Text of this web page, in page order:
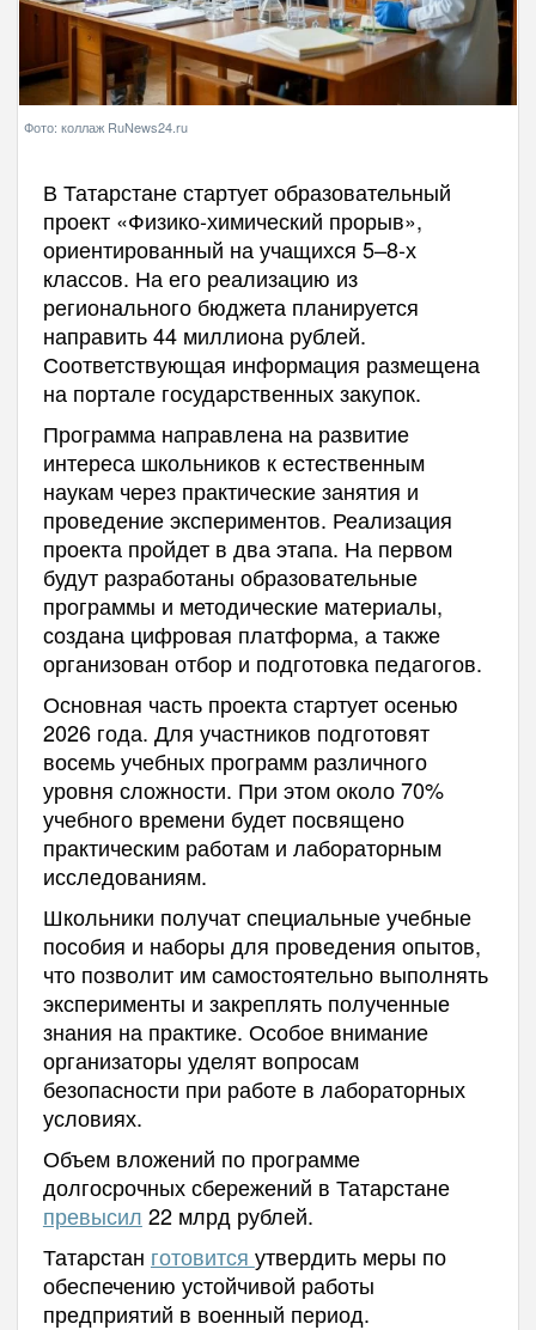
Фото: коллаж RuNews24.ru
В Татарстане стартует образовательный
проект «Физико-химический прорыв»,
ориентированный на учащихся 5–8-х
классов. На его реализацию из
регионального бюджета планируется
направить 44 миллиона рублей.
Соответствующая информация размещена
на портале государственных закупок.
Программа направлена на развитие
интереса школьников к естественным
наукам через практические занятия и
проведение экспериментов. Реализация
проекта пройдет в два этапа. На первом
будут разработаны образовательные
программы и методические материалы,
создана цифровая платформа, а также
организован отбор и подготовка педагогов.
Основная часть проекта стартует осенью
2026 года. Для участников подготовят
восемь учебных программ различного
уровня сложности. При этом около 70%
учебного времени будет посвящено
практическим работам и лабораторным
исследованиям.
Школьники получат специальные учебные
пособия и наборы для проведения опытов,
что позволит им самостоятельно выполнять
эксперименты и закреплять полученные
знания на практике. Особое внимание
организаторы уделят вопросам
безопасности при работе в лабораторных
условиях.
Объем вложений по программе
долгосрочных сбережений в Татарстане
превысил 22 млрд рублей.
Татарстан готовится утвердить меры по
обеспечению устойчивой работы
предприятий в военный период.